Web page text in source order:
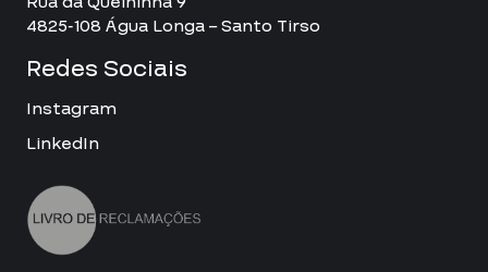
4825-108 Água Longa – Santo Tirso
Redes Sociais
Instagram
LinkedIn